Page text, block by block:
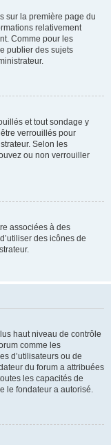
sur la première page du
relativement
Comme pour les
publier des sujets
et tout sondage y
verrouillés pour
Selon les
ou non verrouiller
associées à des
des icônes de
haut niveau de contrôle
comme les
d’utilisateurs ou de
du forum a attribuées
les capacités de
le fondateur a autorisé.